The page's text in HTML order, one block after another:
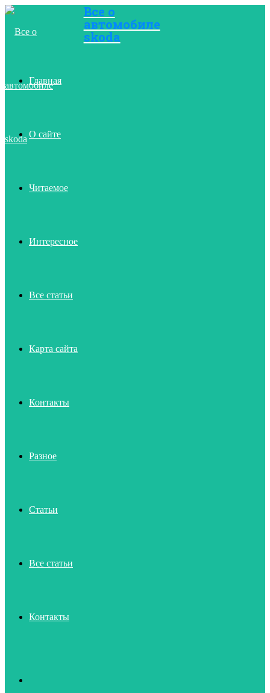
Menu
Все о
автомобиле
skoda
Главная
О сайте
Читаемое
Интересное
Все статьи
Карта сайта
Контакты
Разное
Статьи
Все статьи
Контакты